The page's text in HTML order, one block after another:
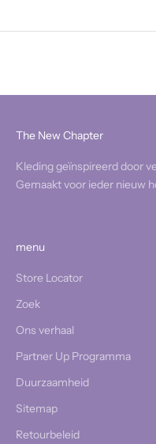
The New Chapter
Kleding geïnspireerd door
Gemaakt voor ieder nieuw
menu
Store Locator
Zoek
Ons verhaal
Partner Up Programma
Duurzaamheid
Sitemap
Retourbeleid